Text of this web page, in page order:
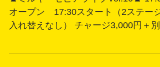
7/19（日）ミルキーセピア
ライブVol.10
▲ミルキーセピアライブVol.10▲